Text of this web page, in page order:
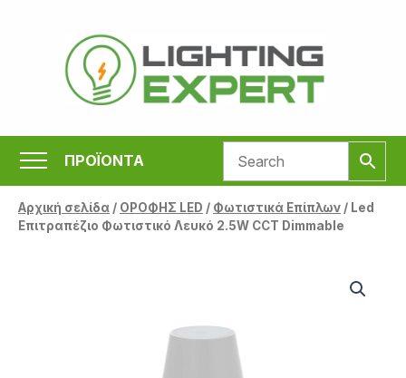
περιεχόμενο
ΠΡΟΪΟΝΤΑ
Αρχική σελίδα/ ΟΡΟΦΗΣ LED / Φωτιστικά Επίπλων/ Led
Επιτραπέζιο Φωτιστικό Λευκό 2.5W CCT Dimmable